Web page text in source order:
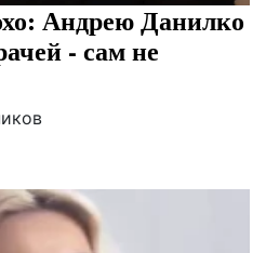
Андрею Данилко
- сам не